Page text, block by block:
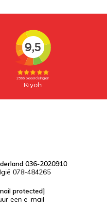
036-2020910
078-484265
protected]
een e-mail